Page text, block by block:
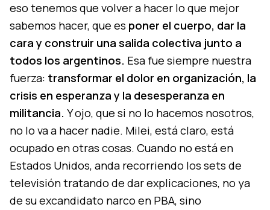
eso tenemos que volver a hacer lo que mejor
sabemos hacer, que es poner el cuerpo, dar la
cara y construir una salida colectiva junto a
todos los argentinos. Esa fue siempre nuestra
fuerza: transformar el dolor en organización, la
crisis en esperanza y la desesperanza en
militancia. Y ojo, que si no lo hacemos nosotros,
no lo va a hacer nadie. Milei, está claro, está
ocupado en otras cosas. Cuando no está en
Estados Unidos, anda recorriendo los sets de
televisión tratando de dar explicaciones, no ya
de su excandidato narco en PBA, sino